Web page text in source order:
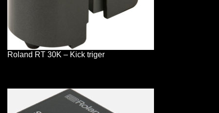
Roland RT 30K – Kick triger